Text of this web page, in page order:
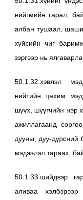
нийгмийн гарал,
албан тушаал,
хүйсийн чиг
зэргээр нь
50.1.32.хэвлэл
нийтийн цахим
шүүх, шүүгчийн нэр
ажиллагаанд
дууны, дуу-дүрсний
мэдээлэл тараах,
50.1.33.шийдвэр
аливаа